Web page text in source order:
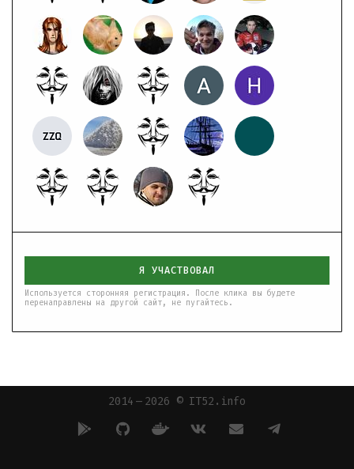
Я УЧАСТВОВАЛ
Используется сторонняя регистрация. После клика вы будете
перенаправлены на другой сайт, не пугайтесь.
2014 — 2026 © IT52.info